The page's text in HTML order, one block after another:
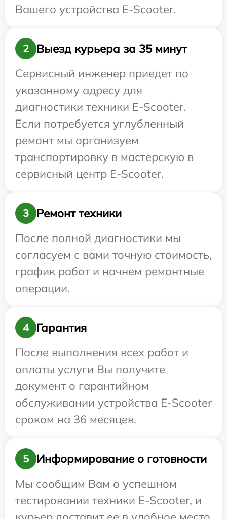
Вашего устройства E-Scooter.
2
Выезд курьера за 35 минут
Сервисный инженер приедет по
указанному адресу для
диагностики техники E-Scooter.
Если потребуется углубленный
ремонт мы организуем
транспортировку в мастерскую в
сервисный центр E-Scooter.
3
Ремонт техники
После полной диагностики мы
согласуем с вами точную стоимость,
график работ и начнем ремонтные
операции.
4
Гарантия
После выполнения всех работ и
оплаты услуги Вы получите
документ о гарантийном
обслуживании устройства E-Scooter
сроком на 36 месяцев.
5
Информирование о готовности
Мы сообщим Вам о успешном
тестировании техники E-Scooter, и